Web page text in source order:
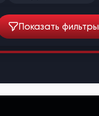
Показать фильтры